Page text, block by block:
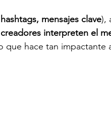
mensajes clave),
creadores interpreten el
hace tan impactante